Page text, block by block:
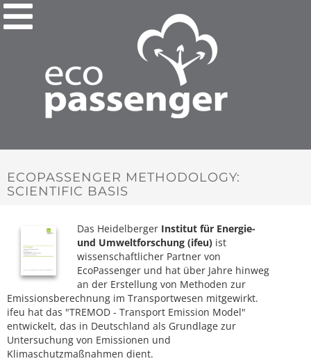
ECOPASSENGER METHODOLOGY:
SCIENTIFIC BASIS
Das Heidelberger Institut für Energie-
und Umweltforschung (ifeu) ist
wissenschaftlicher Partner von
EcoPassenger und hat über Jahre hinweg
an der Erstellung von Methoden zur
Emissionsberechnung im Transportwesen mitgewirkt.
ifeu hat das "TREMOD - Transport Emission Model"
entwickelt, das in Deutschland als Grundlage zur
Untersuchung von Emissionen und
Klimaschutzmaßnahmen dient.